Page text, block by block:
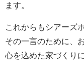
ます。
これからもシアーズ
その一言のために、
心を込めた家づくり